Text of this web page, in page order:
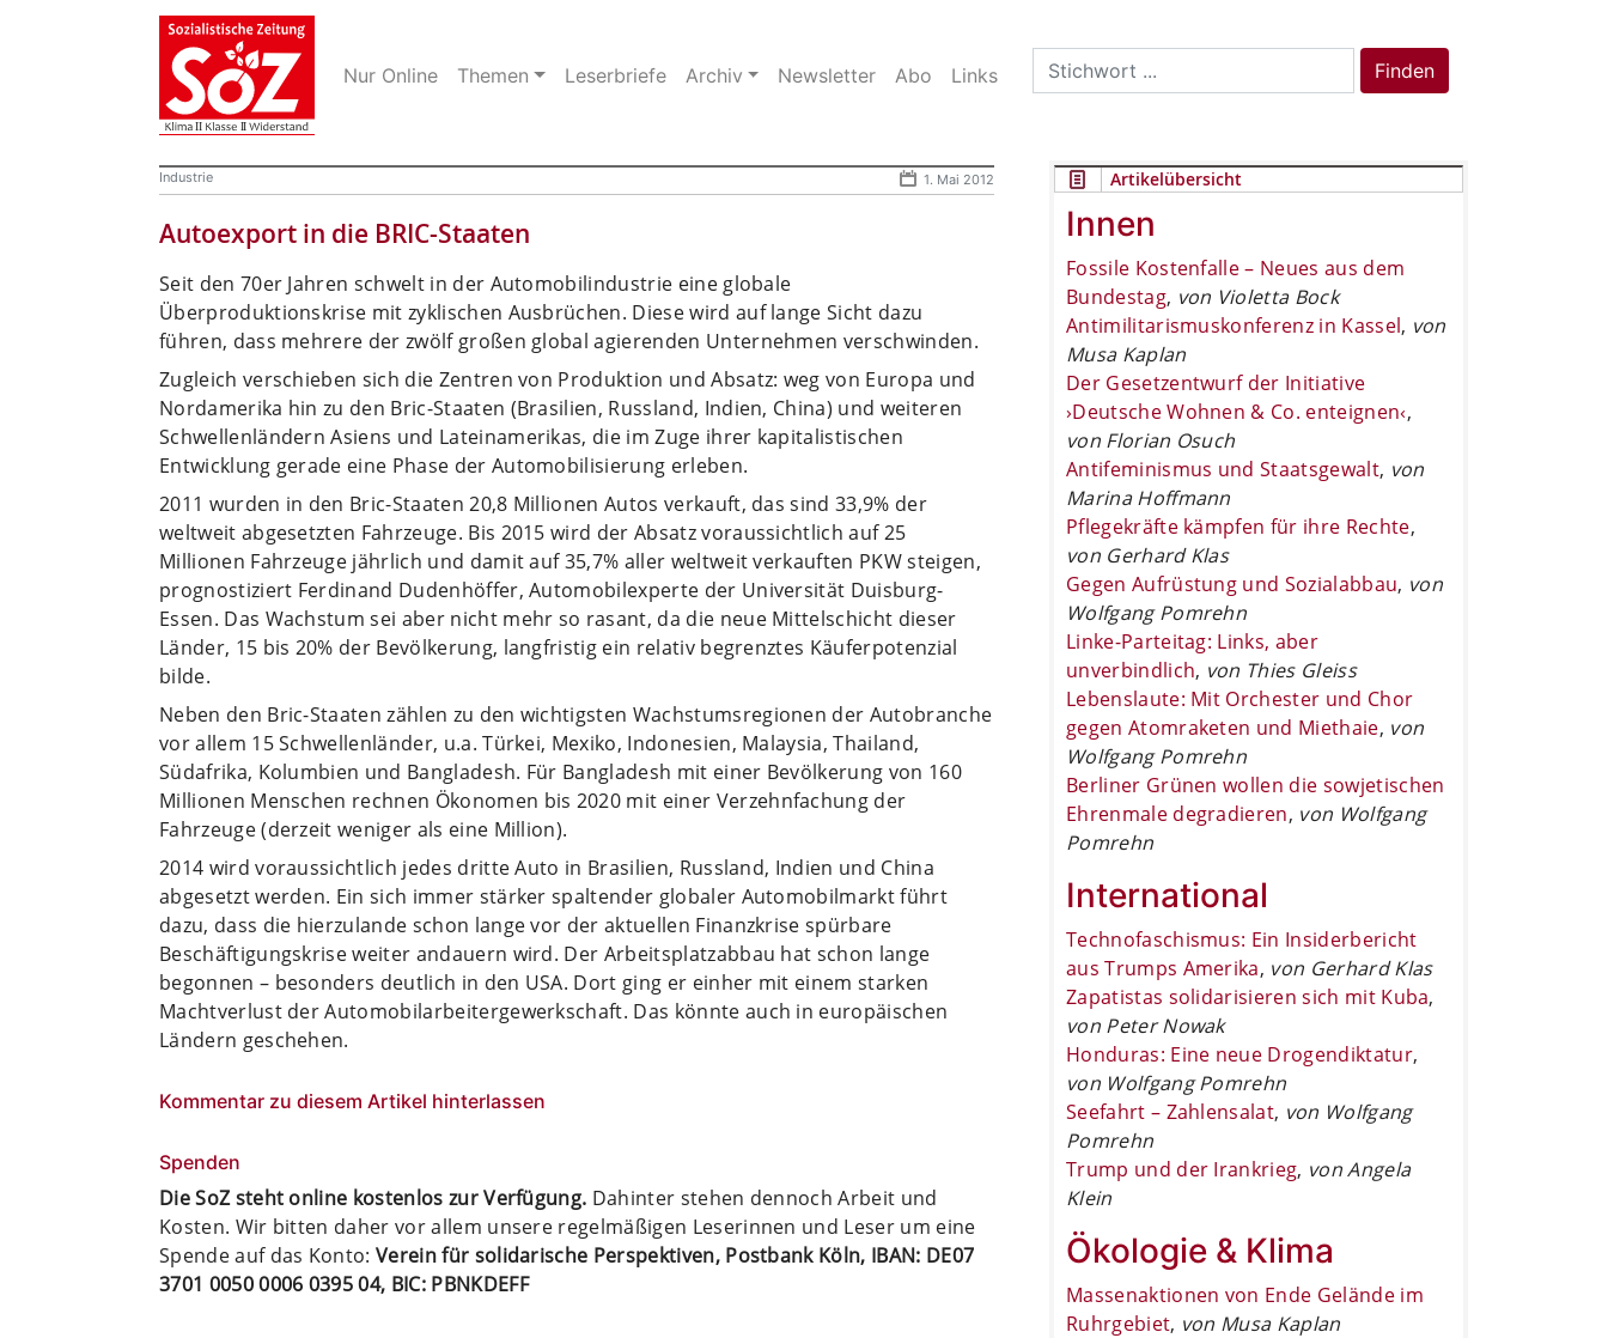
Nur Online Themen Leserbriefe Archiv Newsletter Abo Links
Search
for:
Finden
Industrie 1. Mai 2012
Autoexport in die BRIC-Staaten
Seit den 70er Jahren schwelt in der Automobilindustrie eine globale
Überproduktionskrise mit zyklischen Ausbrüchen. Diese wird auf lange Sicht dazu
führen, dass mehrere der zwölf großen global agierenden Unternehmen verschwinden.
Zugleich verschieben sich die Zentren von Produktion und Absatz: weg von Europa und
Nordamerika hin zu den Bric-Staaten (Brasilien, Russland, Indien, China) und weiteren
Schwellenländern Asiens und Lateinamerikas, die im Zuge ihrer kapitalistischen
Entwicklung gerade eine Phase der Automobilisierung erleben.
2011 wurden in den Bric-Staaten 20,8 Millionen Autos verkauft, das sind 33,9% der
weltweit abgesetzten Fahrzeuge. Bis 2015 wird der Absatz voraussichtlich auf 25
Millionen Fahrzeuge jährlich und damit auf 35,7% aller weltweit verkauften PKW steigen,
prognostiziert Ferdinand Dudenhöffer, Automobilexperte der Universität Duisburg-
Essen. Das Wachstum sei aber nicht mehr so rasant, da die neue Mittelschicht dieser
Länder, 15 bis 20% der Bevölkerung, langfristig ein relativ begrenztes Käuferpotenzial
bilde.
Neben den Bric-Staaten zählen zu den wichtigsten Wachstumsregionen der Autobranche
vor allem 15 Schwellenländer, u.a. Türkei, Mexiko, Indonesien, Malaysia, Thailand,
Südafrika, Kolumbien und Bangladesh. Für Bangladesh mit einer Bevölkerung von 160
Millionen Menschen rechnen Ökonomen bis 2020 mit einer Verzehnfachung der
Fahrzeuge (derzeit weniger als eine Million).
2014 wird voraussichtlich jedes dritte Auto in Brasilien, Russland, Indien und China
abgesetzt werden. Ein sich immer stärker spaltender globaler Automobilmarkt führt
dazu, dass die hierzulande schon lange vor der aktuellen Finanzkrise spürbare
Beschäftigungskrise weiter andauern wird. Der Arbeitsplatzabbau hat schon lange
begonnen – besonders deutlich in den USA. Dort ging er einher mit einem starken
Machtverlust der Automobilarbeitergewerkschaft. Das könnte auch in europäischen
Ländern geschehen.
Kommentar zu diesem Artikel hinterlassen
Spenden
Die SoZ steht online kostenlos zur Verfügung. Dahinter stehen dennoch Arbeit und
Kosten. Wir bitten daher vor allem unsere regelmäßigen Leserinnen und Leser um eine
Spende auf das Konto:Verein für solidarische Perspektiven, Postbank Köln, IBAN: DE07
3701 0050 0006 0395 04, BIC: PBNKDEFF
Artikelübersicht
Innen
Fossile Kostenfalle – Neues aus dem
Bundestag, von Violetta Bock
Antimilitarismuskonferenz in Kassel, von
Musa Kaplan
Der Gesetzentwurf der Initiative
›Deutsche Wohnen & Co. enteignen‹,
von Florian Osuch
Antifeminismus und Staatsgewalt, von
Marina Hoffmann
Pflegekräfte kämpfen für ihre Rechte,
von Gerhard Klas
Gegen Aufrüstung und Sozialabbau, von
Wolfgang Pomrehn
Linke-Parteitag: Links, aber
unverbindlich, von Thies Gleiss
Lebenslaute: Mit Orchester und Chor
gegen Atomraketen und Miethaie, von
Wolfgang Pomrehn
Berliner Grünen wollen die sowjetischen
Ehrenmale degradieren, von Wolfgang
Pomrehn
International
Technofaschismus: Ein Insiderbericht
aus Trumps Amerika, von Gerhard Klas
Zapatistas solidarisieren sich mit Kuba,
von Peter Nowak
Honduras: Eine neue Drogendiktatur,
von Wolfgang Pomrehn
Seefahrt – Zahlensalat, von Wolfgang
Pomrehn
Trump und der Irankrieg, von Angela
Klein
Ökologie & Klima
Massenaktionen von Ende Gelände im
Ruhrgebiet, von Musa Kaplan